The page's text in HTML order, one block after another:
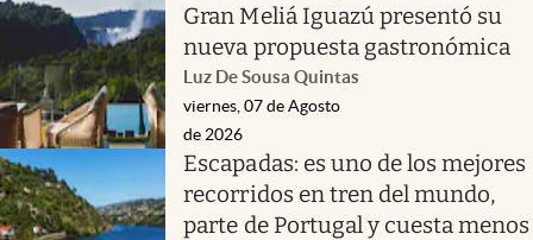
Gran Meliá Iguazú presentó su
nueva propuesta gastronómica
Luz De Sousa Quintas
viernes, 07 de Agosto
de 2026
Escapadas: es uno de los mejores
recorridos en tren del mundo,
parte de Portugal y cuesta menos